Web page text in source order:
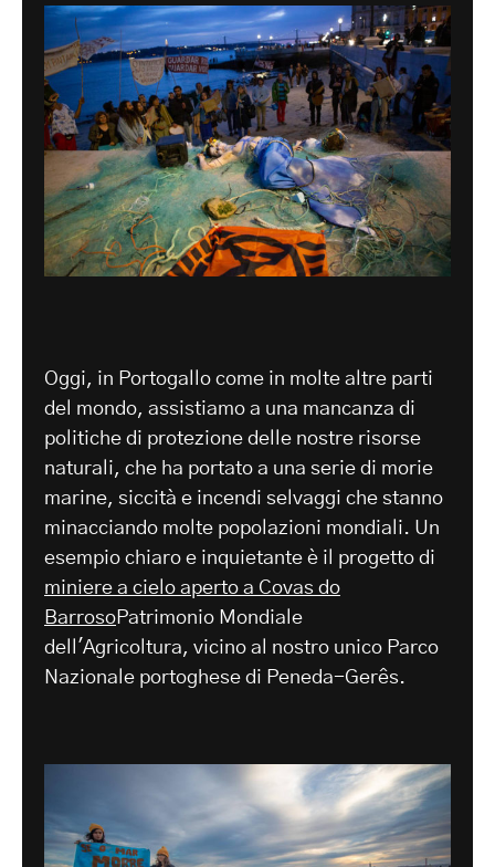
Oggi, in Portogallo come in molte altre parti
del mondo, assistiamo a una mancanza di
politiche di protezione delle nostre risorse
naturali, che ha portato a una serie di morie
marine, siccità e incendi selvaggi che stanno
minacciando molte popolazioni mondiali. Un
esempio chiaro e inquietante è il progetto di
miniere a cielo aperto a Covas do
BarrosoPatrimonio Mondiale
dell'Agricoltura, vicino al nostro unico Parco
Nazionale portoghese di Peneda-Gerês.